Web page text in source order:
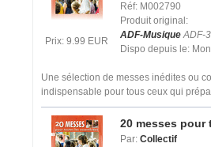
Prix: 9.99 EUR
Réf: M002790
Produit original:
ADF-MusiqueADF-
Dispo depuis le:
Une sélection de messes inédites ou
indispensable pour tous ceux qui
20 messes pour
Par: Collectif